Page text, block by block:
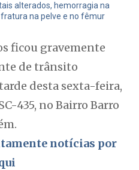
alterados, hemorragia na
na pelve e no fêmur
ficou gravemente
de trânsito
desta sexta-feira,
435, no Bairro Barro
notícias por